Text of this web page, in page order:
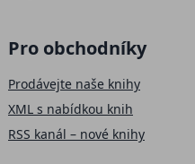
Pro obchodníky
Prodávejte naše knihy
XML s nabídkou knih
RSS kanál – nové knihy